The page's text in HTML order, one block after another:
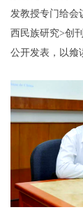
组织振兴
ꁕ 魅力村官
ꁕ第一书记
基层党建
生态振兴
发教授专门给会
西民族研究>创 刊
公开发表 ， 以飨